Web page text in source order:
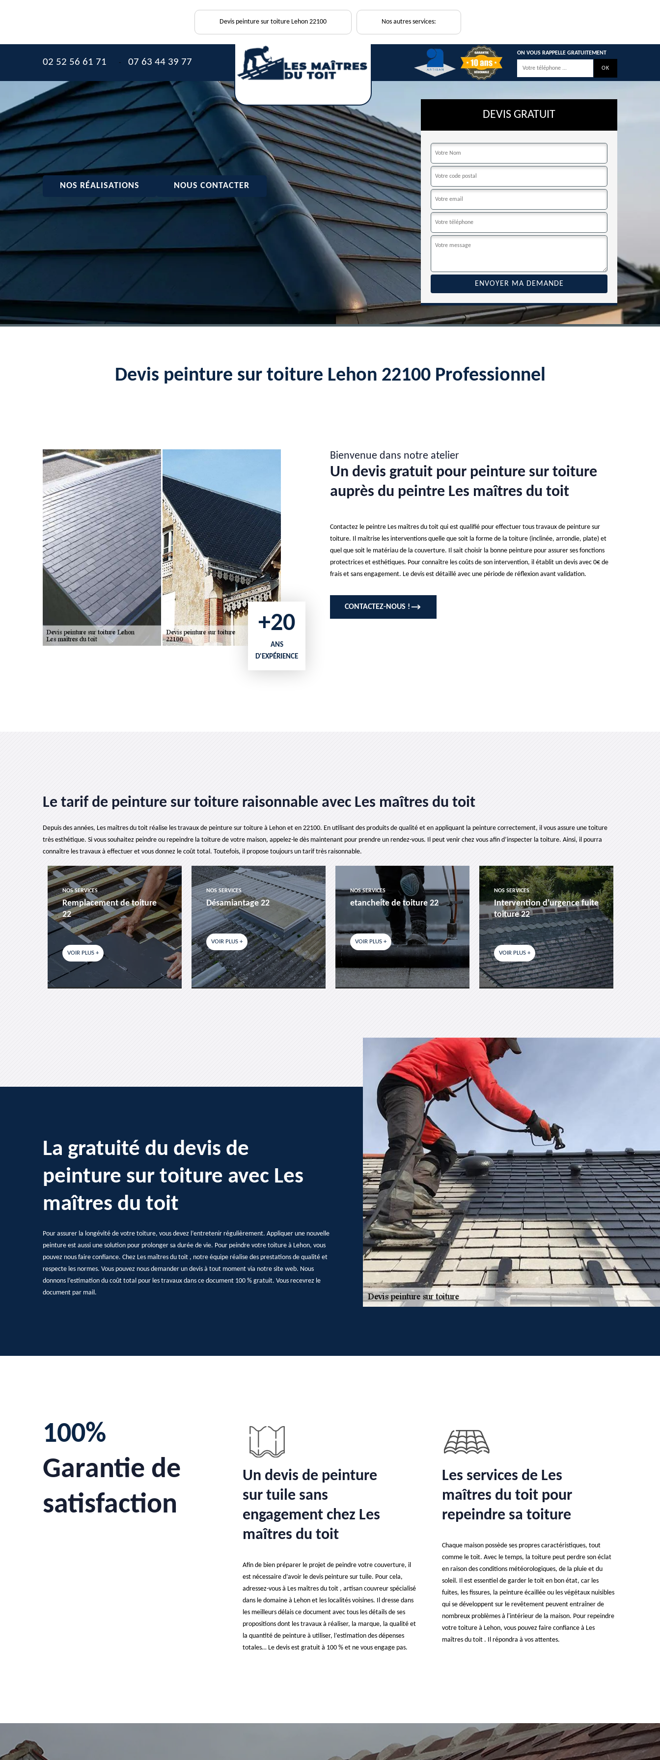
Devis peinture sur toiture Lehon 22100 Nos autres services:
02 52 56 61 71 - 07 63 44 39 77
ON VOUS RAPPELLE GRATUITEMENT
NOS RÉALISATIONS NOUS CONTACTER
DEVIS GRATUIT
Devis peinture sur toiture Lehon 22100 Professionnel
+20
ANS
D'EXPÉRIENCE
Bienvenue dans notre atelier
Un devis gratuit pour peinture sur toiture
auprès du peintre Les maîtres du toit
Contactez le peintre Les maîtres du toit qui est qualifié pour effectuer tous travaux de peinture sur
toiture. Il maîtrise les interventions quelle que soit la forme de la toiture (inclinée, arrondie, plate) et
quel que soit le matériau de la couverture. Il sait choisir la bonne peinture pour assurer ses fonctions
protectrices et esthétiques. Pour connaître les coûts de son intervention, il établit un devis avec 0€ de
frais et sans engagement. Le devis est détaillé avec une période de réflexion avant validation.
CONTACTEZ-NOUS !
Le tarif de peinture sur toiture raisonnable avec Les maîtres du toit
Depuis des années, Les maîtres du toit réalise les travaux de peinture sur toiture à Lehon et en 22100. En utilisant des produits de qualité et en appliquant la peinture correctement, il vous assure une toiture
très esthétique. Si vous souhaitez peindre ou repeindre la toiture de votre maison, appelez-le dès maintenant pour prendre un rendez-vous. Il peut venir chez vous afin d’inspecter la toiture. Ainsi, il pourra
connaître les travaux à effectuer et vous donnez le coût total. Toutefois, il propose toujours un tarif très raisonnable.
NOS SERVICES
Remplacement de toiture
22
VOIR PLUS +
NOS SERVICES
Désamiantage 22
VOIR PLUS +
NOS SERVICES
etancheite de toiture 22
VOIR PLUS +
NOS SERVICES
Intervention d'urgence fuite
toiture 22
VOIR PLUS +
La gratuité du devis de
peinture sur toiture avec Les
maîtres du toit
Pour assurer la longévité de votre toiture, vous devez l’entretenir régulièrement. Appliquer une nouvelle
peinture est aussi une solution pour prolonger sa durée de vie. Pour peindre votre toiture à Lehon, vous
pouvez nous faire confiance. Chez Les maîtres du toit , notre équipe réalise des prestations de qualité et
respecte les normes. Vous pouvez nous demander un devis à tout moment via notre site web. Nous
donnons l’estimation du coût total pour les travaux dans ce document 100 % gratuit. Vous recevrez le
document par mail.
100%
Garantie de
satisfaction
Un devis de peinture
sur tuile sans
engagement chez Les
maîtres du toit
Afin de bien préparer le projet de peindre votre couverture, il
est nécessaire d’avoir le devis peinture sur tuile. Pour cela,
adressez-vous à Les maîtres du toit , artisan couvreur spécialisé
dans le domaine à Lehon et les localités voisines. Il dresse dans
les meilleurs délais ce document avec tous les détails de ses
propositions dont les travaux à réaliser, la marque, la qualité et
la quantité de peinture à utiliser, l’estimation des dépenses
totales… Le devis est gratuit à 100 % et ne vous engage pas.
Les services de Les
maîtres du toit pour
repeindre sa toiture
Chaque maison possède ses propres caractéristiques, tout
comme le toit. Avec le temps, la toiture peut perdre son éclat
en raison des conditions météorologiques, de la pluie et du
soleil. Il est essentiel de garder le toit en bon état, car les
fuites, les fissures, la peinture écaillée ou les végétaux nuisibles
qui se développent sur le revêtement peuvent entraîner de
nombreux problèmes à l'intérieur de la maison. Pour repeindre
votre toiture à Lehon, vous pouvez faire confiance à Les
maîtres du toit . Il répondra à vos attentes.